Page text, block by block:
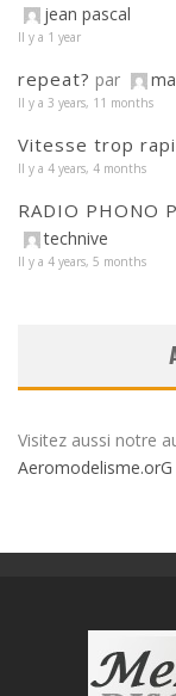
jean pascal
Il y a 1 year
repeat? par
Il y a 3 years, 11 months
Vitesse trop
Il y a 4 years, 4 months
RADIO PHONO
technive
Il y a 4 years, 5 months
Visitez aussi notre
Aeromodelisme.orG